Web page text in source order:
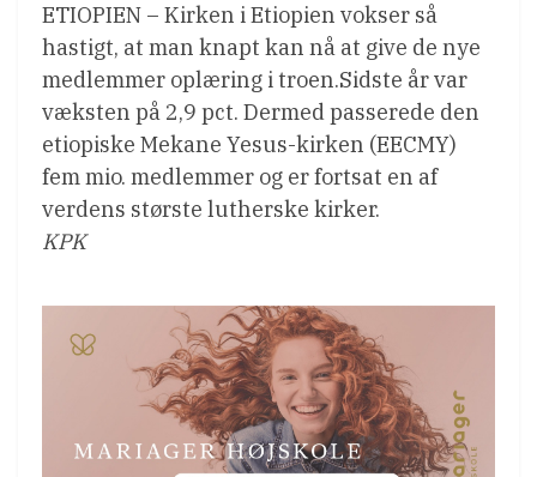
ETIOPIEN – Kirken i Etiopien vokser så
hastigt, at man knapt kan nå at give de nye
medlemmer oplæring i troen.Sidste år var
væksten på 2,9 pct. Dermed passerede den
etiopiske Mekane Yesus-kirken (EECMY)
fem mio. medlemmer og er fortsat en af
verdens største lutherske kirker.
KPK